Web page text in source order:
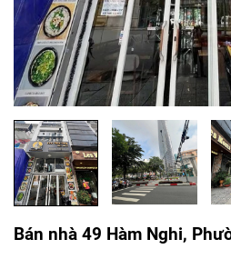
Bán nhà 49 Hàm Nghi,